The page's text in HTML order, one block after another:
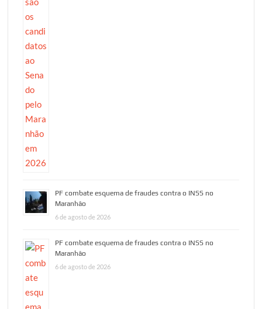
PF combate esquema de fraudes contra o INSS no
Maranhão
6 de agosto de 2026
PF combate esquema de fraudes contra o INSS no
Maranhão
6 de agosto de 2026